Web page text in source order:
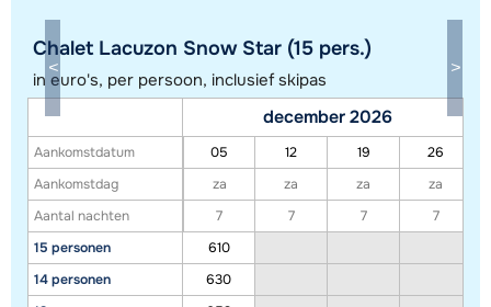
Toon alle accommodaties in dit gebied
Deze kaart geeft een indicatie van de ligging van onze accommodaties. De
Chalet Lacuzon Snow Star (15 pers.)
in euro's, per persoon, inclusief skipas
Aankomstdatum
Aankomstdag
Aantal nachten
15 personen
14 personen
december 2026
05 12 19
26
za
za za
za
7
7 7
7
610
630